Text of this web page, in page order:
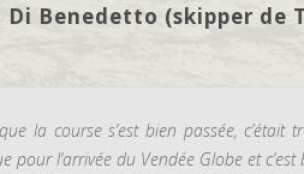
Di Benedetto (skipper de
la course s’est bien passée, c’était
pour l’arrivée du Vendée Globe et c’est